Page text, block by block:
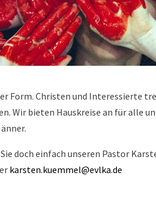
Form. Christen und Interessierte
Wir bieten Hauskreise an für alle
doch einfach unseren Pastor
karsten.kuemmel@evlka.de